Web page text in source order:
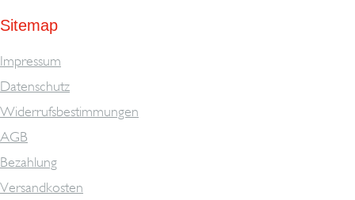
Sitemap
Impressum
Datenschutz
Widerrufsbestimmungen
AGB
Bezahlung
Versandkosten